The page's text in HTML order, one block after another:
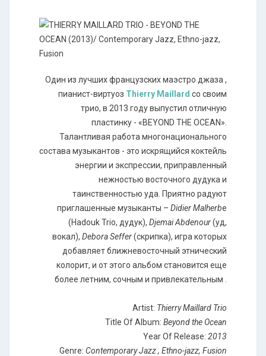
Один из лучших французских маэстро джаза ,
пианист-виртуоз Thierry Maillard со своим
трио, в 2013 году выпустил отличную
пластинку - «BEYOND THE OCEAN».
Талантливая работа многонационального
состава музыкантов - это искрящийся коктейль
энергии и экспрессии, приправленный
нежностью восточного дудука и
таинственностью уда. Приятно радуют
приглашенные музыканты – Didier Malherbe
(Hadouk Trio, дудук), Djemai Abdenour(уд,
вокал), Debora Seffer(скрипка), игра которых
добавляет ближневосточный этнический
колорит, и от этого альбом становится еще
более летним, сочным и привлекательным .
Artist: Thierry Maillard Trio
Title Of Album: Beyond the Ocean
Year Of Release: 2013
Genre: Contemporary Jazz , Ethno-jazz, Fusion